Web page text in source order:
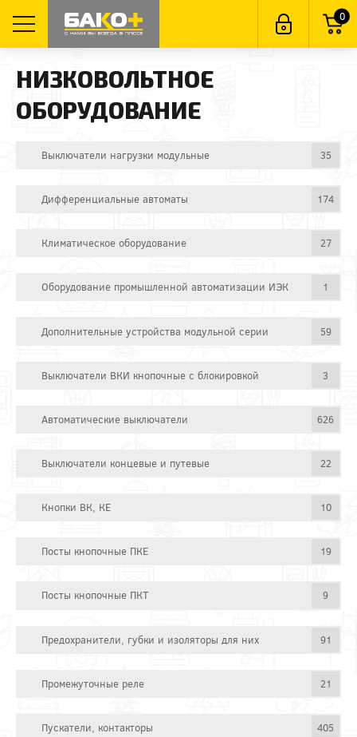
0
НИЗКОВОЛЬТНОЕ
ОБОРУДОВАНИЕ
Выключатели нагрузки модульные 35
Дифференциальные автоматы 174
Климатическое оборудование 27
Оборудование промышленной автоматизации ИЭК 1
Дополнительные устройства модульной серии 59
Выключатели ВКИ кнопочные с блокировкой 3
Автоматические выключатели 626
Выключатели концевые и путевые 22
Кнопки ВК, КЕ 10
Посты кнопочные ПКЕ 19
Посты кнопочные ПКТ 9
Предохранители, губки и изоляторы для них 91
Промежуточные реле 21
Пускатели, контакторы 405